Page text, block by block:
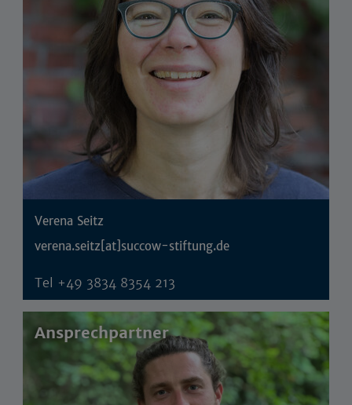
Verena Seitz
verena.seitz[at]succow-stiftung.de
Tel +49 3834 8354 213
Ansprechpartner